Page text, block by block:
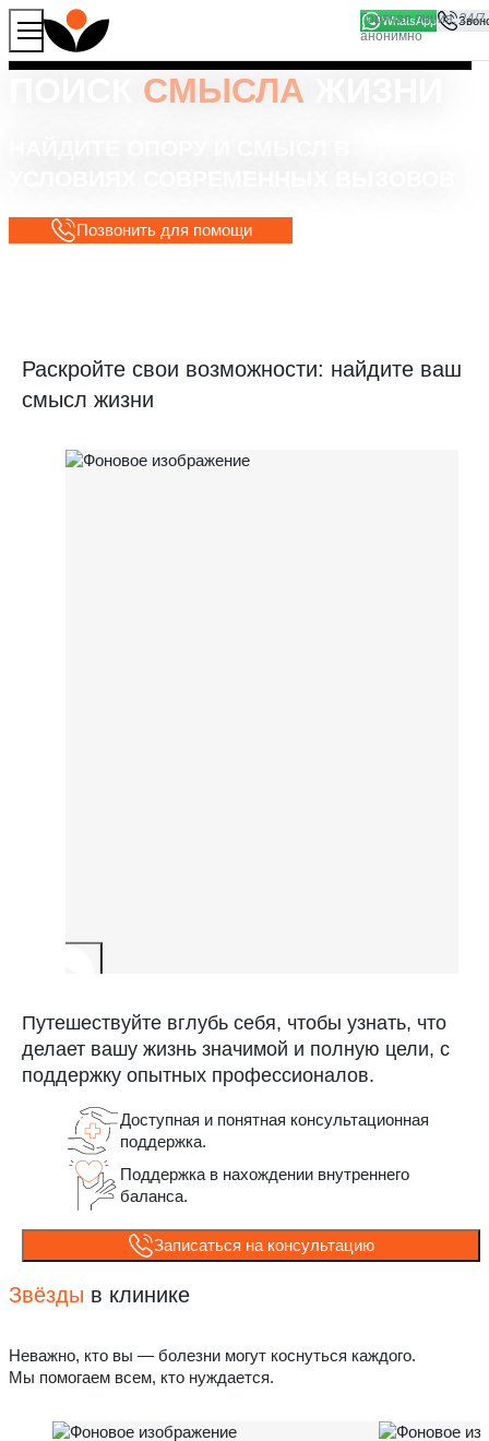
WhatsApp
СМЫСЛА
Позвонить для помощи
Раскройте свои возможности: найдите ваш
смысл жизни
Путешествуйте вглубь себя, чтобы узнать, что
делает вашу жизнь значимой и полную цели, с
поддержку опытных профессионалов.
Доступная и понятная консультационная
поддержка.
Поддержка в нахождении внутреннего
баланса.
Записаться на консультацию
Звёзды в клинике
Неважно, кто вы — болезни могут коснуться каждого.
Мы помогаем всем, кто нуждается.
Продолжая работу с сайтом, вы соглашаетесь на то, что
мы используем файлы
Хорошо